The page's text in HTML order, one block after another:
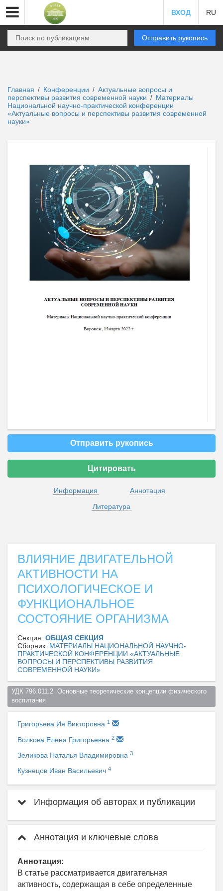
ВХОД RU
Отправить рукопись
Главная / Конференции / Актуальные вопросы и
перспективы развития современной науки / Материалы
Национальной научно-практической конференции
«Актуальные вопросы и перспективы развития современной
науки»
Отправить рукопись
Цитировать
Информация
Аннотация
Литература
ВЛИЯНИЕ ДВИГАТЕЛЬНОЙ
АКТИВНОСТИ НА
ПСИХОЛОГИЧЕСКОЕ И
ФУНКЦИОНАЛЬНОЕ
СОСТОЯНИЕ ОРГАНИЗМА
Секция: ОБЩАЯ СЕКЦИЯ
Сборник: МАТЕРИАЛЫ НАЦИОНАЛЬНОЙ НАУЧНО-
ПРАКТИЧЕСКОЙ КОНФЕРЕНЦИИ «АКТУАЛЬНЫЕ
ВОПРОСЫ И ПЕРСПЕКТИВЫ РАЗВИТИЯ
СОВРЕМЕННОЙ НАУКИ»
УДК 796.011.2  Основные теоретические концепции физического
воспитания
Григорьева Ия Викторовна 1
Волкова Елена Григорьевна 2
Зеликова Наталья Владимировна 3
Кузнецов Иван Васильевич 4
Информация об авторах и публикации
Аннотация и ключевые слова
Аннотация:
В статье рассматривается двигательная
активность, содержащая в себе определенные